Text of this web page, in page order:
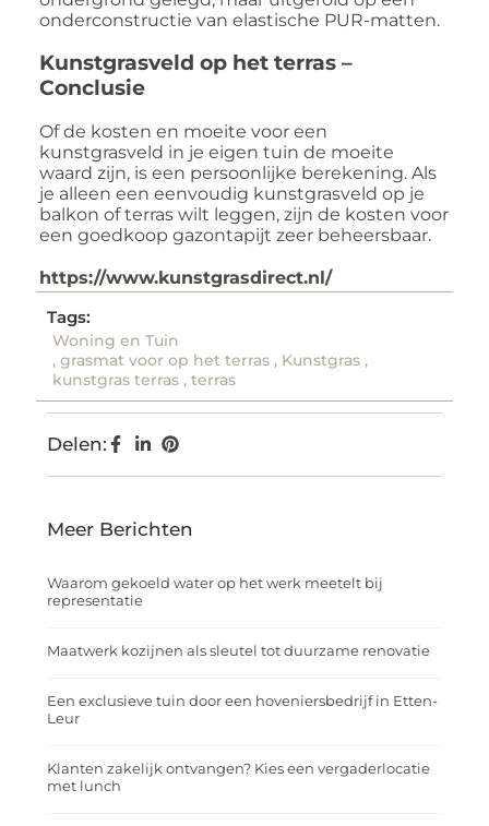
onderconstructie van elastische PUR-matten.
Kunstgrasveld op het terras –
Conclusie
Of de kosten en moeite voor een
kunstgrasveld in je eigen tuin de moeite
waard zijn, is een persoonlijke berekening. Als
je alleen een eenvoudig kunstgrasveld op je
balkon of terras wilt leggen, zijn de kosten voor
een goedkoop gazontapijt zeer beheersbaar.
https://www.kunstgrasdirect.nl/
Tags:
Woning en Tuin
, grasmat voor op het terras , Kunstgras ,
kunstgras terras , terras
Delen:
Meer Berichten
Waarom gekoeld water op het werk meetelt bij
representatie
Maatwerk kozijnen als sleutel tot duurzame renovatie
Een exclusieve tuin door een hoveniersbedrijf in Etten-
Leur
Klanten zakelijk ontvangen? Kies een vergaderlocatie
met lunch